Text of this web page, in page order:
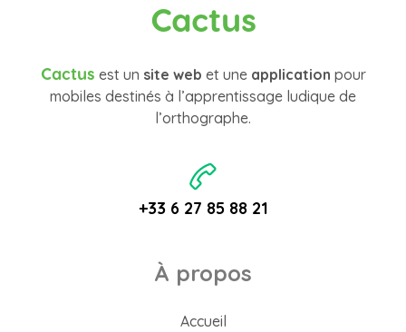
Cactus
Cactus est un site web et une application pour
mobiles destinés à l’apprentissage ludique de
l’orthographe.
+33 6 27 85 88 21
À propos
Accueil